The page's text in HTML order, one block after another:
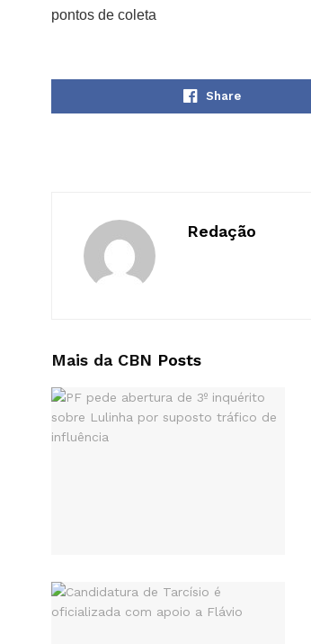
pontos de coleta
Share
Redação
Mais da CBN Posts